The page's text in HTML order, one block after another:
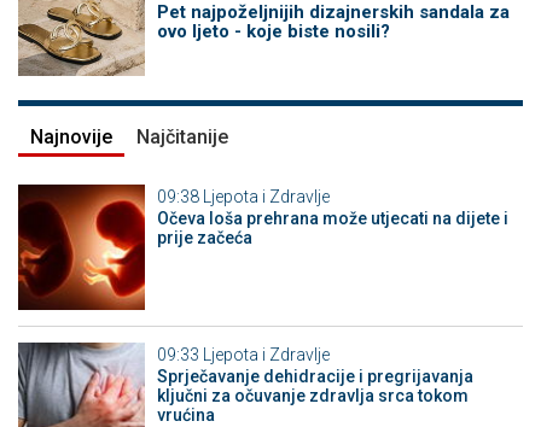
Pet najpoželjnijih dizajnerskih sandala za
ovo ljeto - koje biste nosili?
Najnovije Najčitanije
09:38 Ljepota i Zdravlje
Očeva loša prehrana može utjecati na dijete i
prije začeća
09:33
Ljepota i Zdravlje
Sprječavanje dehidracije i pregrijavanja
ključni za očuvanje zdravlja srca tokom
vrućina